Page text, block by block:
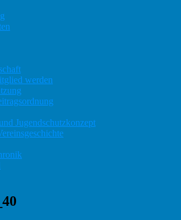
werden
Jugendschutzkonzept